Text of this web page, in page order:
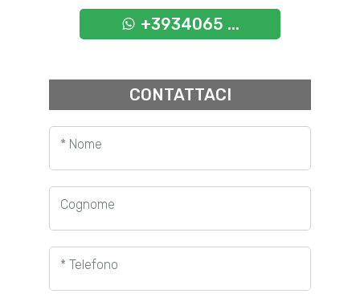
+3934065 ...
CONTATTACI
* Nome
Cognome
* Telefono